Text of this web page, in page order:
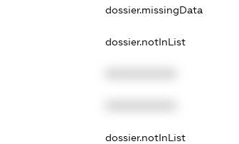
dossier.missingData
dossier.notInList
dossier.notInList